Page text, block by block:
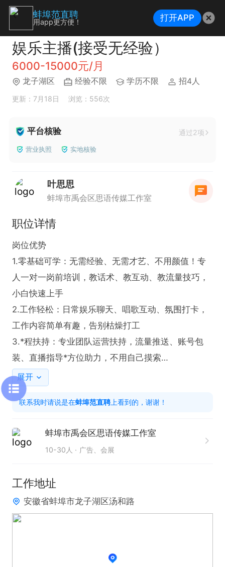
娱乐主播(接受无经验）
6000-15000元/月
龙子湖区 经验不限 学历不限 招4人
更新：7月18日 浏览：556次
平台核验 通过2项
营业执照 实地核验
叶思思
蚌埠市禹会区思语传媒工作室
职位详情
岗位优势
1.零基础可学：无需经验、无需才艺、不用颜值！专
人一对一岗前培训，教话术、教互动、教流量技巧，
小白快速上手
2.工作轻松：日常娱乐聊天、唱歌互动、氛围打卡，
工作内容简单有趣，告别枯燥打工
3.*程扶持：专业团队运营扶持，流量推送、账号包
装、直播指导*方位助力，不用自己摸索
4.环境优质：正规靠谱平台，绿色直播氛围，无低俗
要求，安*稳定有保障
【任职要求】
2、性格开朗健谈，乐于沟通互动，态度认真、稳定
有意向者请直接投递简历并电话联系，联系我时，请
说是在蚌埠范直聘上看到的，谢谢！
展开
联系我时请说是在蚌埠范直聘 上看到的，谢谢！
蚌埠市禹会区思语传媒工作室
10-30人 广告、会展
工作地址
安徽省蚌埠市龙子湖区汤和路
蚌埠范直聘
用app更方便！ 打开APP